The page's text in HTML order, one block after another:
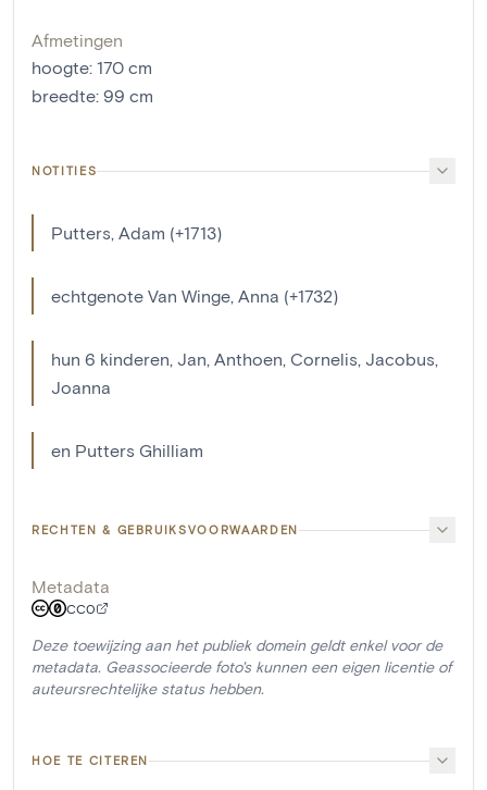
Afmetingen
hoogte: 170 cm
breedte: 99 cm
NOTITIES
Putters, Adam (+1713)
echtgenote Van Winge, Anna (+1732)
hun 6 kinderen, Jan, Anthoen, Cornelis, Jacobus,
Joanna
en Putters Ghilliam
RECHTEN & GEBRUIKSVOORWAARDEN
Metadata
CC0
Deze toewijzing aan het publiek domein geldt enkel voor de
metadata. Geassocieerde foto's kunnen een eigen licentie of
auteursrechtelijke status hebben.
HOE TE CITEREN